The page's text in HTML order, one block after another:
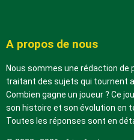
A propos de nous
Nous sommes une rédaction
traitant des sujets qui tournent
Combien gagne un joueur ? Ce
son histoire et son évolution en
Toutes les réponses sont en